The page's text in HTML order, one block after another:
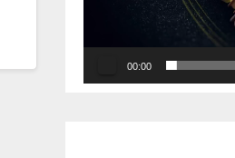
00:00